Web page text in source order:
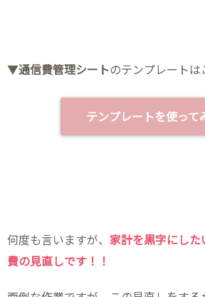
▼通信費管理シートのテンプレート
テンプレートを使って
何度も言いますが、 家計を黒字にした
費の見直しです！！